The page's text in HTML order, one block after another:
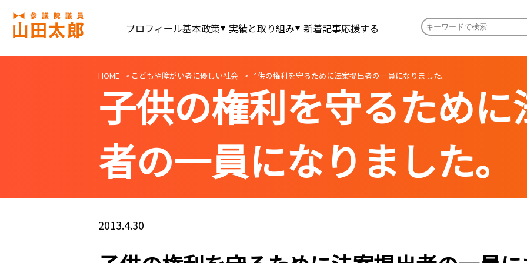
プロフィール基本政策 実績と取り組み 新着記事応援する
HOME こどもや障がい者に優しい社会 子供の権利を守るために法案提出者の一員になりました。
子供の権利を守るために
者の一員になりました。
2013.4.30